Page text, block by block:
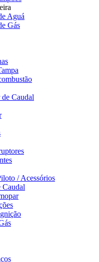
Aguá
Gás
Caudal
/ Acessórios
Caudal